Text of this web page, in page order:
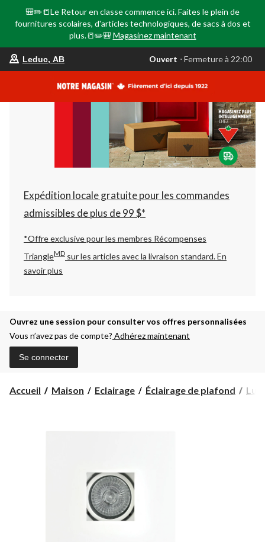
🎒✏️📒Le Retour en classe commence ici. Faites le plein de
fournitures scolaires, d'articles technologiques, de sacs à dos et
plus.📒✏️🎒 Magasinez maintenant
votre
est
AB,
Ouvert,
Fermeture
à
22:00
changer
Leduc, AB Ouvert ⋅ Fermeture à 22:00
Expédition locale gratuite pour les commandes
admissibles de plus de 99 $*
*Offre exclusive pour les membres Récompenses
TriangleMD sur les articles avec la livraison standard.En
savoir plus
Ouvrez une session pour consulter vos offres personnalisées
Vous n’avez pas de compte? Adhérez maintenant
Se connecter
Accueil Maison Eclairage Éclairage de plafond